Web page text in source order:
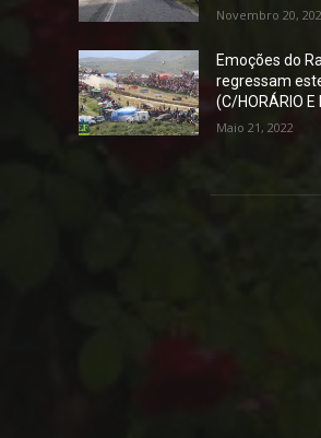
Novembro 20,
Emoções do
regressam
(C/HORÁRIO
Maio 21, 2022